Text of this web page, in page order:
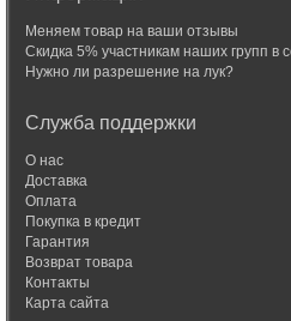
Меняем товар на ваши отзывы
Скидка 5% участникам наших групп в
Нужно ли разрешение на лук?
Служба поддержки
О нас
Доставка
Оплата
Покупка в кредит
Гарантия
Возврат товара
Контакты
Карта сайта